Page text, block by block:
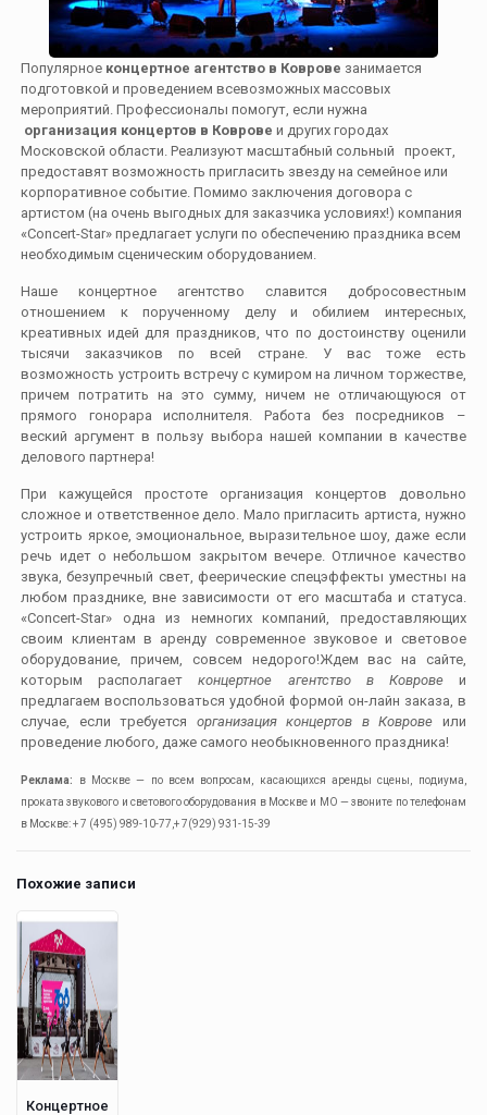
Популярное концертное агентство в Коврове занимается
подготовкой и проведением всевозможных массовых
мероприятий. Профессионалы помогут, если нужна
организация концертов в Коврове и других городах
Московской области. Реализуют масштабный сольный проект,
предоставят возможность пригласить звезду на семейное или
корпоративное событие. Помимо заключения договора с
артистом (на очень выгодных для заказчика условиях!) компания
«Concert-Star» предлагает услуги по обеспечению праздника всем
необходимым сценическим оборудованием.
Наше концертное агентство славится добросовестным
отношением к порученному делу и обилием интересных,
креативных идей для праздников, что по достоинству оценили
тысячи заказчиков по всей стране. У вас тоже есть
возможность устроить встречу с кумиром на личном торжестве,
причем потратить на это сумму, ничем не отличающуюся от
прямого гонорара исполнителя. Работа без посредников –
веский аргумент в пользу выбора нашей компании в качестве
делового партнера!
При кажущейся простоте организация концертов довольно
сложное и ответственное дело. Мало пригласить артиста, нужно
устроить яркое, эмоциональное, выразительное шоу, даже если
речь идет о небольшом закрытом вечере. Отличное качество
звука, безупречный свет, феерические спецэффекты уместны на
любом празднике, вне зависимости от его масштаба и статуса.
«Concert-Star» одна из немногих компаний, предоставляющих
своим клиентам в аренду современное звуковое и световое
оборудование, причем, совсем недорого!Ждем вас на сайте,
которым располагаетконцертное агентство в Ковровеи
предлагаем воспользоваться удобной формой он-лайн заказа, в
случае, если требуется организация концертов в Коврове или
проведение любого, даже самого необыкновенного праздника!
Реклама:
в Москве — по всем вопросам, касающихся аренды сцены, подиума,
проката звукового и светового оборудования в Москве и МО — звоните по телефонам
в Москве: + 7 (495) 989-10-77,+ 7(929) 931-15-39
Похожие записи
Концертное